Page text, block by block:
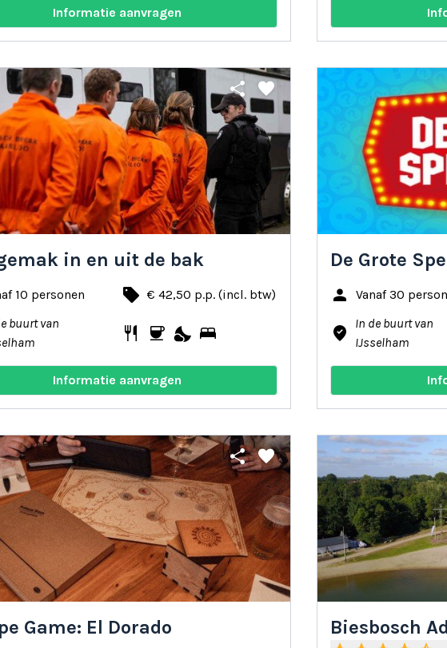
Informatie aanvragen
share favorite
in en uit de bak
10 personen local_offer € 42,50 p.p. (incl. btw)
buurt van
restaurant coffee nights_stay bed
Informatie aanvragen
De Grote
person
Vanaf 30
where_to_vote
In de buurt van
IJsselham
share favorite
Game: El Dorado
Biesbosch